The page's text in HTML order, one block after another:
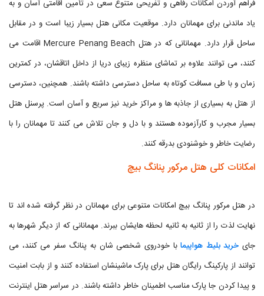
فراهم آوردن امکانات رفاهی و تفریحی متنوع سعی در تأمین اقامتی آسان و به
یاد ماندنی برای مهمانان دارد. موقعیت مکانی هتل بسیار زیبا است و در مقابل
ساحل قرار دارد. مهمانانی که در هتل Mercure Penang Beach اقامت می
کنند، می توانند علاوه بر تماشای منظره زیبای دریا از داخل اتاقشان، در کمترین
زمان و با طی مسافت کوتاه به ساحل دسترسی داشته باشند. همچنین، دسترسی
از هتل به بسیاری از جاذبه ها و مراکز خرید نیز سریع و آسان است. پرسنل هتل
بسیار مجرب و کارآزموده هستند و با دل و جان تلاش می کنند تا مهمانان را با
رضایت خاطر و خوشنودی بدرقه کنند.
امکانات کلی هتل مرکور پنانگ بیچ
در هتل مرکور پنانگ بیچ امکانات متنوعی برای مهمانان در نظر گرفته شده اند تا
نهایت لذت را از ثانیه به ثانیه لحظه هایشان ببرند. مهمانانی که از دیگر شهرها به
جای خرید بلیط هواپیمابا خودروی شخصی شان به پنانگ سفر می کنند، می
توانند از پارکینگ رایگان هتل برای پارک ماشینشان استفاده کنند و از بابت امنیت
و پیدا کردن جا پارک مناسب اطمینان خاطر داشته باشند. در سراسر هتل اینترنت